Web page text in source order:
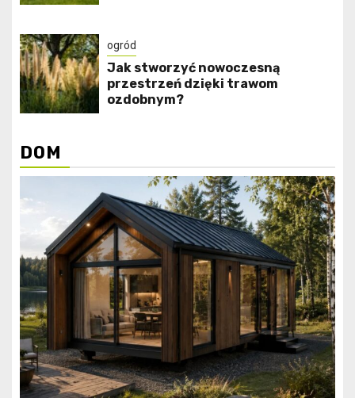
ogród
Jak stworzyć nowoczesną
przestrzeń dzięki trawom
ozdobnym?
DOM